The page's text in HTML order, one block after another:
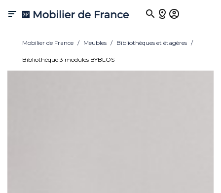

Mobilier de France Meubles Bibliothèques et étagères
Bibliothèque 3 modules BYBLOS